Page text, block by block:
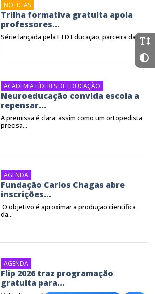
NOTÍCIAS
Trilha formativa gratuita apoia
professores...
Série lançada pela FTD Educação, parceira da...
ACADEMIA LÍDERES DE EDUCAÇÃO
Neuroeducação convida escola a
repensar...
A premissa é clara: assim como um ortopedista
precisa...
AGENDA
Fundação Carlos Chagas abre
inscrições...
O objetivo é aproximar a produção científica
da...
AGENDA
Flip 2026 traz programação
gratuita para...